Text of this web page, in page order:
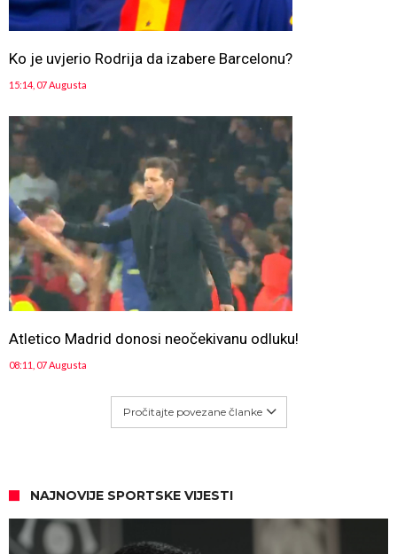
Ko je uvjerio Rodrija da izabere Barcelonu?
15:14, 07 Augusta
Atletico Madrid donosi neočekivanu odluku!
08:11, 07 Augusta
Pročitajte povezane članke
NAJNOVIJE SPORTSKE VIJESTI